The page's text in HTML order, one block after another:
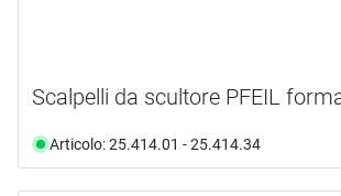
Scalpelli da scultore PFEIL
Articolo: 25.414.01 - 25.414.34